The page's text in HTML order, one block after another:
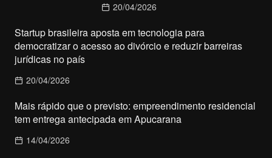
20/04/2026
Startup brasileira aposta em tecnologia para
democratizar o acesso ao divórcio e reduzir barreiras
jurídicas no país
20/04/2026
Mais rápido que o previsto: empreendimento residencial
tem entrega antecipada em Apucarana
14/04/2026